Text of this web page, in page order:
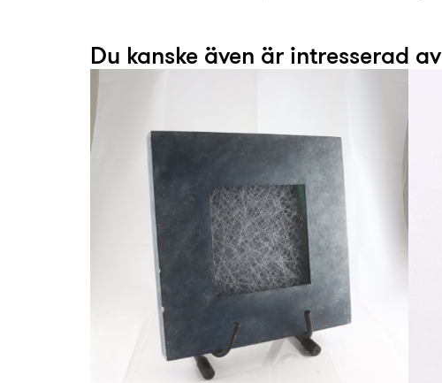
Du kanske även är intresserad av